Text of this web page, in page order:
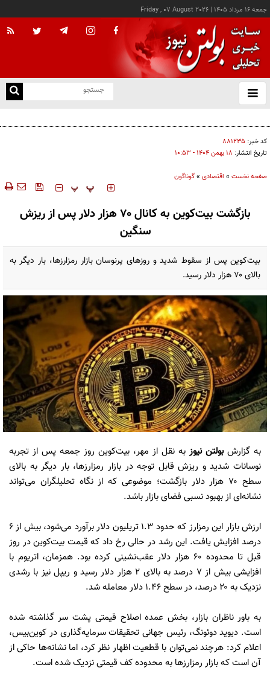
جمعه ۱۶ مرداد ۱۴۰۵ |
Friday , 07 August 2026
باز
و
کد خبر: ۸۸۱۲۳۵
تاریخ انتشار: ۱۸ بهمن ۱۴۰۴ - ۱۰:۵۳
صفحه نخست » اقتصادی »گوناگون
‍‍‍ پ پ
بازگشت بیت‌کوین به کانال ۷۰ هزار دلار پس از ریزش
سنگین
بیت‌کوین پس از سقوط شدید و روزهای پرنوسان بازار رمزارزها، بار دیگر به
بالای ۷۰ هزار دلار رسید.
به گزارشبولتن نیوز به نقل از مهر، بیت‌کوین روز جمعه پس از تجربه
نوسانات شدید و ریزش قابل توجه در بازار رمزارزها، بار دیگر به بالای
سطح ۷۰ هزار دلار بازگشت؛ موضوعی که از نگاه تحلیلگران می‌تواند
نشانه‌ای از بهبود نسبی فضای بازار باشد.
ارزش بازار این رمزارز که حدود ۱.۳ تریلیون دلار برآورد می‌شود، بیش از ۶
درصد افزایش یافت. این رشد در حالی رخ داد که قیمت بیت‌کوین در روز
قبل تا محدوده ۶۰ هزار دلار عقب‌نشینی کرده بود. همزمان، اتریوم با
افزایشی بیش از ۷ درصد به بالای ۲ هزار دلار رسید و ریپل نیز با رشدی
نزدیک به ۲۰ درصد، در سطح ۱.۴۶ دلار معامله شد.
به باور ناظران بازار، بخش عمده اصلاح قیمتی پشت سر گذاشته شده
است. دیوید دوئونگ، رئیس جهانی تحقیقات سرمایه‌گذاری در کوین‌بیس،
اعلام کرد: هرچند نمی‌توان با قطعیت اظهار نظر کرد، اما نشانه‌ها حاکی از
آن است که بازار رمزارزها به محدوده کف قیمتی نزدیک شده است.